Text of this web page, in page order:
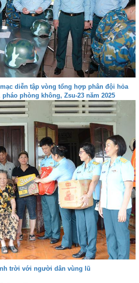
diễn tập vòng tổng hợp phân đội hỏa
phòng không, Zsu-23 năm 2025
trời với người dân vùng lũ